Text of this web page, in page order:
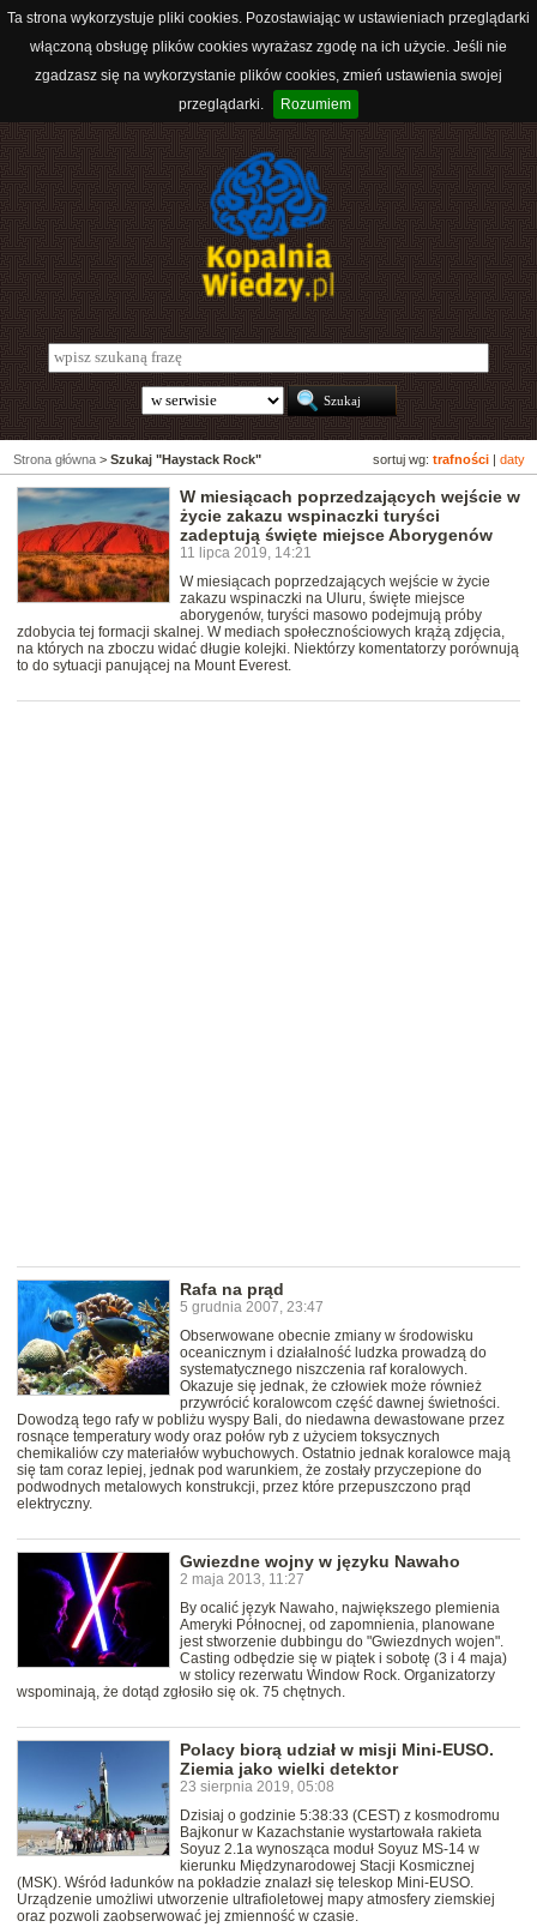
Ta strona wykorzystuje pliki cookies. Pozostawiając w ustawieniach przeglądarki
włączoną obsługę plików cookies wyrażasz zgodę na ich użycie. Jeśli nie
zgadzasz się na wykorzystanie plików cookies, zmień ustawienia swojej
przeglądarki.
Rozumiem
sortuj wg: trafności daty
Strona główna > Szukaj "Haystack Rock"
W miesiącach poprzedzających wejście w
życie zakazu wspinaczki turyści
zadeptują święte miejsce Aborygenów
11 lipca 2019, 14:21
W miesiącach poprzedzających wejście w życie
zakazu wspinaczki na Uluru, święte miejsce
aborygenów, turyści masowo podejmują próby
zdobycia tej formacji skalnej. W mediach społecznościowych krążą zdjęcia,
na których na zboczu widać długie kolejki. Niektórzy komentatorzy porównują
to do sytuacji panującej na Mount Everest.
Rafa na prąd
5 grudnia 2007, 23:47
Obserwowane obecnie zmiany w środowisku
oceanicznym i działalność ludzka prowadzą do
systematycznego niszczenia raf koralowych.
Okazuje się jednak, że człowiek może również
przywrócić koralowcom część dawnej świetności.
Dowodzą tego rafy w pobliżu wyspy Bali, do niedawna dewastowane przez
rosnące temperatury wody oraz połów ryb z użyciem toksycznych
chemikaliów czy materiałów wybuchowych. Ostatnio jednak koralowce mają
się tam coraz lepiej, jednak pod warunkiem, że zostały przyczepione do
podwodnych metalowych konstrukcji, przez które przepuszczono prąd
elektryczny.
Gwiezdne wojny w języku Nawaho
2 maja 2013, 11:27
By ocalić język Nawaho, największego plemienia
Ameryki Północnej, od zapomnienia, planowane
jest stworzenie dubbingu do "Gwiezdnych wojen".
Casting odbędzie się w piątek i sobotę (3 i 4 maja)
w stolicy rezerwatu Window Rock. Organizatorzy
wspominają, że dotąd zgłosiło się ok. 75 chętnych.
Polacy biorą udział w misji Mini-EUSO.
Ziemia jako wielki detektor
23 sierpnia 2019, 05:08
Dzisiaj o godzinie 5:38:33 (CEST) z kosmodromu
Bajkonur w Kazachstanie wystartowała rakieta
Soyuz 2.1a wynosząca moduł Soyuz MS-14 w
kierunku Międzynarodowej Stacji Kosmicznej
(MSK). Wśród ładunków na pokładzie znalazł się teleskop Mini-EUSO.
Urządzenie umożliwi utworzenie ultrafioletowej mapy atmosfery ziemskiej
oraz pozwoli zaobserwować jej zmienność w czasie.